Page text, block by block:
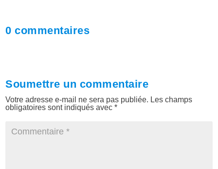
0 commentaires
Soumettre un commentaire
Votre adresse e-mail ne sera pas publiée. Les champs
obligatoires sont indiqués avec*